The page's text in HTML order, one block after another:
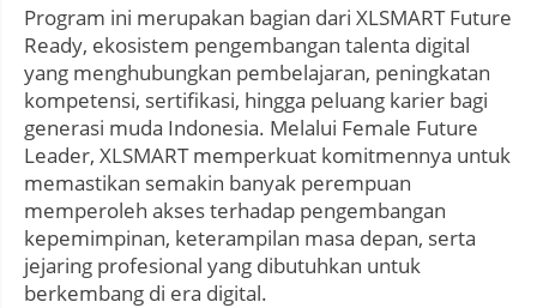
Program ini merupakan bagian dari XLSMART Future
Ready, ekosistem pengembangan talenta digital
yang menghubungkan pembelajaran, peningkatan
kompetensi, sertifikasi, hingga peluang karier bagi
generasi muda Indonesia. Melalui Female Future
Leader, XLSMART memperkuat komitmennya untuk
memastikan semakin banyak perempuan
memperoleh akses terhadap pengembangan
kepemimpinan, keterampilan masa depan, serta
jejaring profesional yang dibutuhkan untuk
berkembang di era digital.